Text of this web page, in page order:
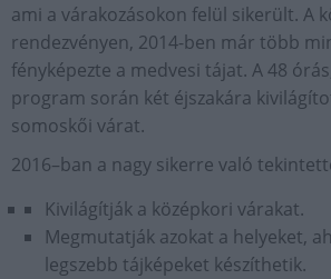
ami a várakozásokon felül sikerült. A
rendezvényen, 2014-ben már több
fényképezte a medvesi tájat. A 48
program során két éjszakára
somoskői várat.
2016–ban a nagy sikerre való
Kivilágítják a középkori várakat.
Megmutatják azokat a helyeket,
legszebb tájképeket készíthetik.